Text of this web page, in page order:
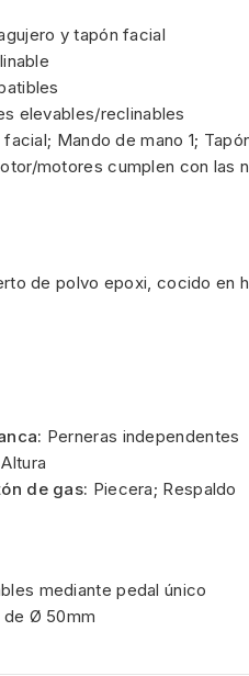
y tapón facial
elevables/reclinables
Mando de mano 1;
motores cumplen con las
de polvo epoxi, cocido en
Perneras independentes
Altura
de gas: Piecera; Respaldo
mediante pedal único
de Ø 50mm